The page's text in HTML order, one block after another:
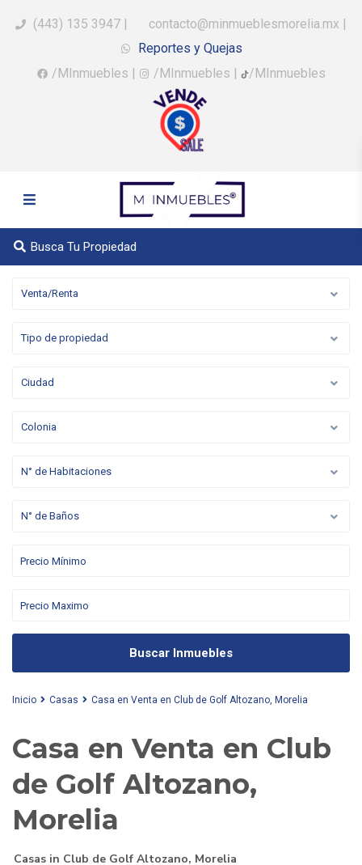
(443) 135 3947 | contacto@minmueblesmorelia.mx |
Reportes y Quejas
/MInmuebles | /MInmuebles | /MInmuebles
Busca Tu Propiedad
Venta/Renta
Tipo de propiedad
Ciudad
Colonia
N° de Habitaciones
N° de Baños
Buscar Inmuebles
Inicio Casas Casa en Venta en Club de Golf Altozano, Morelia
Casa en Venta en Club
de Golf Altozano,
Morelia
Casas in Club de Golf Altozano, Morelia